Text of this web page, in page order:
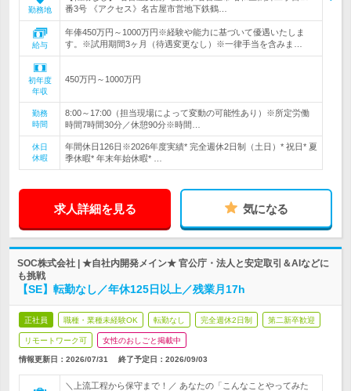
勤務地
番3号 《アクセス》名古屋市営地下鉄鶴…
給与
年俸450万円～1000万円※経験や能力に基づいて優遇いたしま
す。※試用期間3ヶ月（待遇変更なし）※一律手当を含みま…
初年度
年収
450万円～1000万円
勤務
時間
8:00～17:00（担当現場によって変動の可能性あり）※所定労働
時間7時間30分／休憩90分※時間…
休日
休暇
年間休日126日※2026年度実績* 完全週休2日制（土日）* 祝日* 夏
季休暇* 年末年始休暇* …
求人詳細を見る 気になる
SOC株式会社 | ★自社内開発メイン★ 官公庁・法人と安定取引＆AIなどに
も挑戦
【SE】転勤なし／年休125日以上／残業月17h
正社員 職種・業種未経験OK 転勤なし 完全週休2日制 第二新卒歓迎
リモートワーク可 女性のおしごと掲載中
情報更新日：2026/07/31 終了予定日： 2026/09/03
＼上流工程から保守まで！／ あなたの「こんなことやってみた